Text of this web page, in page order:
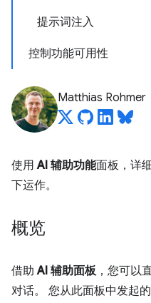
提示词注入
控制功能可用性
Matthias Rohmer
使用AI 辅助功能面板，详
下运作。
概览
借助AI 辅助面板，您可以
对话。 您从此面板中发起